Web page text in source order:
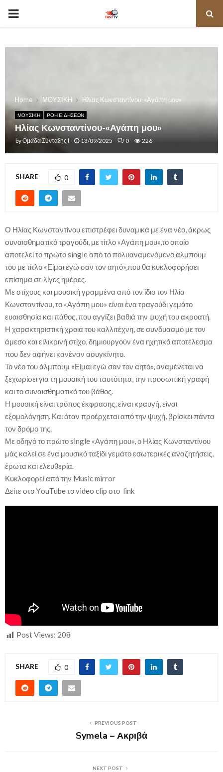
PRIMARY
Home ΜΟΥΣΙΚΗ Ηλίας Κωνσταντίνου-«Αγάπη μου»
ΜΟΥΣΙΚΗ ΡΟΗ ΕΙΔΗΣΕΩΝ
Ηλίας Κωνσταντίνου-«Αγάπη μου»
byΟμάδα Σύνταξης Ι 13/09/2025 0 226
SHARE 0
Ο Ηλίας Κωνσταντίνου επιστρέφει δυναμικά με ένα νέο, άκρως
συναισθηματικό τραγούδι, με τίτλο «Αγάπη μου»,το οποίο
αποτελεί το πρώτο single από το πολυαναμενόμενο άλμπουμ
του με τίτλο «Είμαι εγώ σαν τον αητό»,που θα κυκλοφορήσει
επίσημα σε λίγες ημέρες.
Με στίχους και μουσική γραμμένα από τον ίδιο τον Ηλία
Κωνσταντίνου, το «Αγάπη μου» είναι ένα τραγούδι γεμάτο
ευαισθησία και πάθος, που αγγίζει βαθιά την ψυχή του ακροατή.
Η χαρακτηριστική χροιά του καλλιτέχνη, σε συνδυασμό με τον
άμεσο και ειλικρινή στίχο, δημιουργούν ένα ηχητικό αποτέλεσμα
που δεν αφήνει κανέναν ασυγκίνητο.
Το νέο του άλμπουμ «Είμαι εγώ σαν τον αητό», αναμένεται να
ξεχωρίσει για τη μουσική του ταυτότητα, την προσωπική γραφή
και το συναισθηματικό του βάθος.
Η μουσική είναι τρόπος έκφρασης, είναι κραυγή, είναι
εξομολόγηση. Και όταν προέρχεται από την ψυχή, βρίσκει πάντα
τον δρόμο της.
Με οδηγό το πρώτο single «Αγάπη μου», ο Ηλίας Κωνσταντίνου
μάς καλεί σε ένα μουσικό ταξίδι γεμάτο εσωτερικές αναζητήσεις,
έρωτα και ελευθερία.
Κυκλοφορεί από την Music mirror
Δείτε στο ΥouΤube το video clip στο link
Post Views: 208
SHARE 0
PREVIOUS POST
Symela – Ακριβά
NEXT POST